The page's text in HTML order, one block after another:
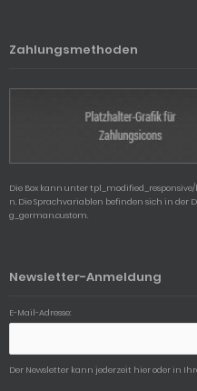
Zahlungsmethoden
Die Box kann unter
n. Die Sprachvariablen befinden sich in
g_german.custom.
Newsletter-Anmeldung
E-Mail-Adresse:
Der Newsletter kann jederzeit hier oder in